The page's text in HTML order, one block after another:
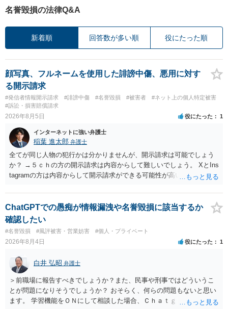
名誉毀損の法律Q&A
新着順 回答数が多い順 役にたった順
顔写真、フルネームを使用した誹謗中傷、悪用に対す
る開示請求
#発信者情報開示請求 #誹謗中傷 #名誉毀損 #被害者
#ネット上の個人特定被害
#訴訟・損害賠償請求
2026年8月5日 役にたった 1
インターネットに強い弁護士
稲葉 進太郎 弁護士
全てが同じ人物の犯行かは分かりませんが、開示請求は可能でしょう
か？ →５ｃｈの方の開示請求は内容からして難しいでしょう。 XとIns
tagramの方は内容からして開示請求ができる可能性が高いでしょう。
いでしょう。７月中にアカウントが削除されている場合、今から進め
ても失敗する可能性が高いように思われます。 相手を特定できた場
合、相手に全ての弁護士費用を負担させることは可能でしょうか？ →
訴訟外の交渉で相手方が認めれば負担させることができるでしょう。
訴訟で判決となった場合は、実際の弁護士費用が認められる場合と認
められない場合があり何ともいえないところでしょう。
ChatGPTでの愚痴が情報漏洩や名誉毀損に該当するか
確認したい
#名誉毀損 #風評被害・営業妨害 #個人・プライベート
2026年8月4日 役にたった 1
白井 弘昭 弁護士
＞前職場に報告すべきでしょうか？また、民事や刑事ではどういうこ
とが問題になりそうでしょうか？ おそらく、何らの問題もないと思い
ます。 学習機能をＯＮにして相談した場合、Ｃｈａｔｇｐｔがｏｐｅ